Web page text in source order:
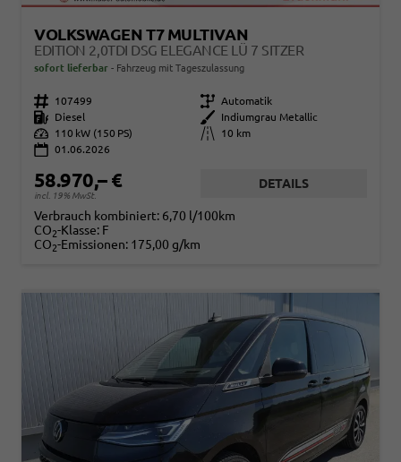
VOLKSWAGEN T7 MULTIVAN
EDITION 2,0TDI DSG ELEGANCE LÜ 7 SITZER
sofort lieferbar Fahrzeug mit Tageszulassung
Fahrzeugnr. 107499 Getriebe Automatik
Kraftstoff
Diesel Außenfarbe
Indiumgrau Metallic
Leistung
110 kW (150 PS) Kilometerstand
10 km
01.06.2026
58.970,– €
incl. 19% MwSt.
DETAILS
Verbrauch kombiniert: 6,70 l/100km
CO2-Klasse: F
CO2-Emissionen: 175,00 g/km